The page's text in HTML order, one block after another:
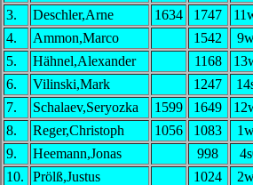
3.
Deschler,Arne 1634 1747
4.
Ammon,Marco 1542
5.
Hähnel,Alexander 1168
6.
Vilinski,Mark 1247
7.
Schalaev,Seryozka 1599 1649
8.
Reger,Christoph 1056 1083
9.
Heemann,Jonas 998
10.
Prölß,Justus 1024